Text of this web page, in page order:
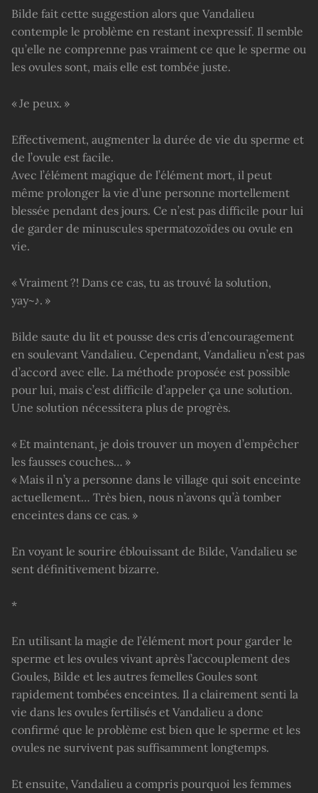
Bilde fait cette suggestion alors que Vandalieu
contemple le problème en restant inexpressif. Il semble
qu’elle ne comprenne pas vraiment ce que le sperme ou
les ovules sont, mais elle est tombée juste.
« Je peux. »
Effectivement, augmenter la durée de vie du sperme et
de l’ovule est facile.
Avec l’élément magique de l’élément mort, il peut
même prolonger la vie d’une personne mortellement
blessée pendant des jours. Ce n’est pas difficile pour lui
de garder de minuscules spermatozoïdes ou ovule en
vie.
« Vraiment ?! Dans ce cas, tu as trouvé la solution,
yay~♪. »
Bilde saute du lit et pousse des cris d’encouragement
en soulevant Vandalieu. Cependant, Vandalieu n’est pas
d’accord avec elle. La méthode proposée est possible
pour lui, mais c’est difficile d’appeler ça une solution.
Une solution nécessitera plus de progrès.
« Et maintenant, je dois trouver un moyen d’empêcher
les fausses couches… »
« Mais il n’y a personne dans le village qui soit enceinte
actuellement… Très bien, nous n’avons qu’à tomber
enceintes dans ce cas. »
En voyant le sourire éblouissant de Bilde, Vandalieu se
sent définitivement bizarre.
*
En utilisant la magie de l’élément mort pour garder le
sperme et les ovules vivant après l’accouplement des
Goules, Bilde et les autres femelles Goules sont
rapidement tombées enceintes. Il a clairement senti la
vie dans les ovules fertilisés et Vandalieu a donc
confirmé que le problème est bien que le sperme et les
ovules ne survivent pas suffisamment longtemps.
Et ensuite, Vandalieu a compris pourquoi les femmes